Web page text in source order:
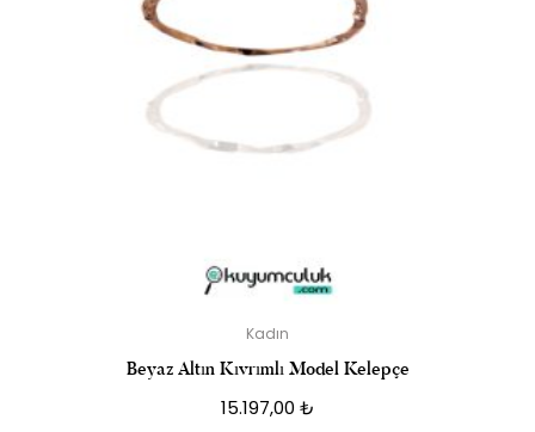
Kadın
Beyaz Altın Kıvrımlı Model Kelepçe
15.197,00 ₺